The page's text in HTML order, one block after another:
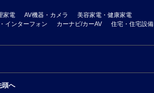
家電 AV機器・カメラ
美容家電・健康家電
インターフォン カーナビ/カーAV 住宅・住宅設備
頭へ